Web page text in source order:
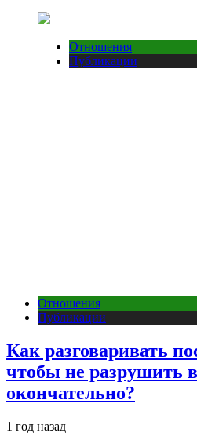
Отношения
Публикации
Отношения
Публикации
Как разговаривать
чтобы не разрушить
окончательно?
1 год назад